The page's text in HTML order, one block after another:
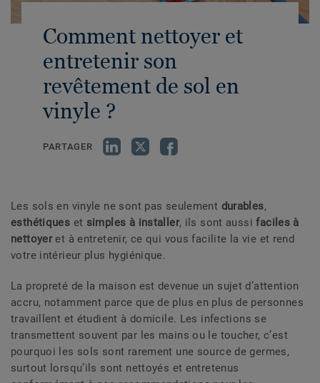
Comment nettoyer et
entretenir son
revêtement de sol en
vinyle ?
PARTAGER
Les sols en vinyle ne sont pas seulement durables,
esthétiques et simples à installer, ils sont aussi faciles à
nettoyeret à entretenir, ce qui vous facilite la vie et rend
votre intérieur plus hygiénique.
La propreté de la maison est devenue un sujet d’attention
accru, notamment parce que de plus en plus de personnes
travaillent et étudient à domicile. Les infections se
transmettent souvent par les mains ou le toucher, c’est
pourquoi les sols sont rarement une source de germes,
surtout lorsqu’ils sont nettoyés et entretenus